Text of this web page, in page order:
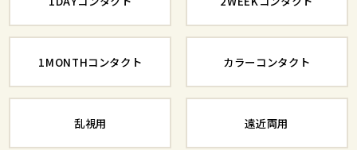
1MONTHコンタクト カラーコンタクト
乱視用 遠近両用